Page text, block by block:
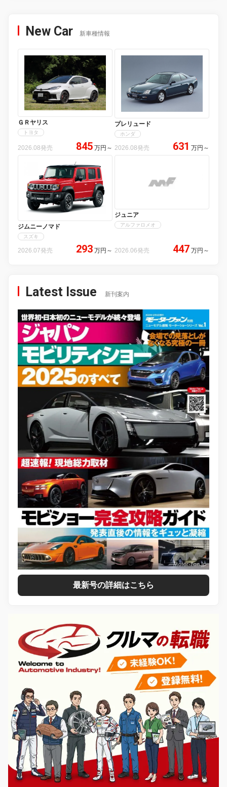
New Car 新車種情報
ＧＲヤリス
トヨタ
2026.08発売 845 万円 ～
プレリュード
ホンダ
2026.08発売 631 万円 ～
ジムニーノマド
スズキ
2026.07発売 293 万円 ～
ジュニア
アルファロメオ
2026.06発売 447 万円 ～
Latest Issue 新刊案内
最新号の詳細はこちら